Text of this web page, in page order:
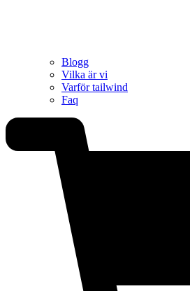
Blogg
Vilka är vi
Varför tailwind
Faq